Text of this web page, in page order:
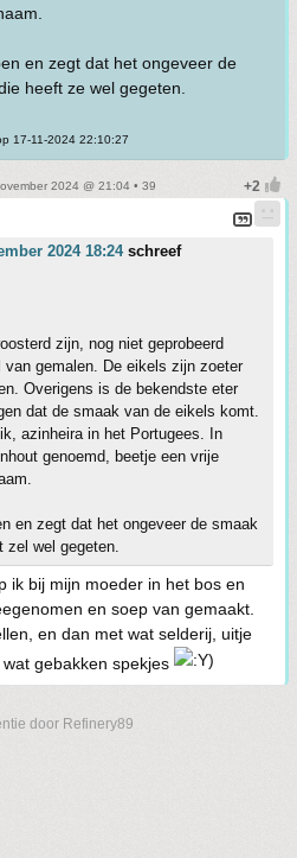
en zegt dat het ongeveer de
heeft ze wel gegeten.
17-11-2024 22:10:27
2024 @ 21:04 • 39
2024 18:24schreef
zijn, nog niet geprobeerd
gemalen. De eikels zijn zoeter
Overigens is de bekendste eter
dat de smaak van de eikels komt.
azinheira in het Portugees. In
genoemd, beetje een vrije
en zegt dat het ongeveer de smaak
zel wel gegeten.
ik bij mijn moeder in het bos en
en soep van gemaakt.
en dan met wat selderij, uitje
gebakken spekjes
door Refinery89